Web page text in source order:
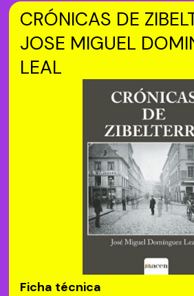
CRÓNICAS DE
JOSE MIGUEL
LEAL
Ficha técnica